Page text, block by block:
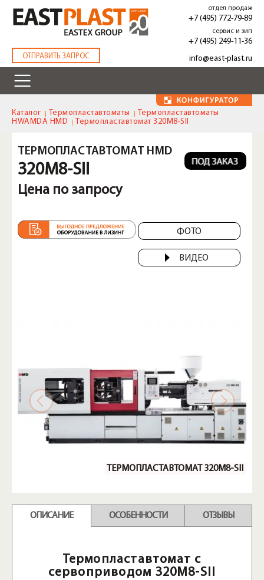
основному
содержанию
ОТПРАВИТЬ ЗАПРОС
отдел продаж
+7 (495) 772-79-89
сервис и зип
+7 (495) 249-11-36
info@east-plast.ru
Каталог Термопластавтоматы
Термопластавтоматы
HWAMDA HMD
Термопластавтомат 320M8-SII
ТЕРМОПЛАСТАВТОМАТ HMD
320M8-SII
Цена по запросу
ФОТО
ВИДЕО
ТЕРМОПЛАСТАВТОМАТ 320M8-SII
ОПИСАНИЕ ОСОБЕННОСТИ ОТЗЫВЫ
Термопластавтомат с
сервоприводом 320M8-SII